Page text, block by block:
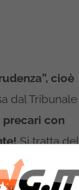
cioè
dal Tribunale
con
Si tratta del
categoria, e